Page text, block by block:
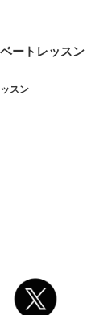
ートレッスン
スン